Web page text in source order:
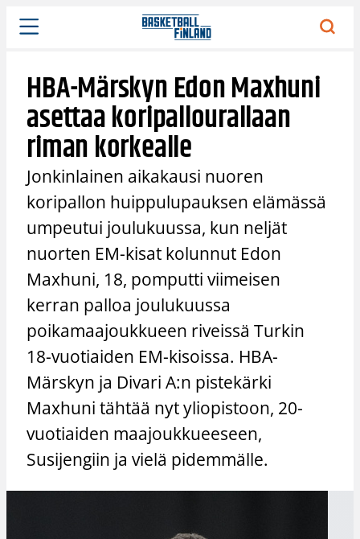
Siirry
sisältöön
HBA-Märskyn Edon Maxhuni
asettaa koripallourallaan
riman korkealle
Jonkinlainen aikakausi nuoren
koripallon huippulupauksen elämässä
umpeutui joulukuussa, kun neljät
nuorten EM-kisat kolunnut Edon
Maxhuni, 18, pomputti viimeisen
kerran palloa joulukuussa
poikamaajoukkueen riveissä Turkin
18-vuotiaiden EM-kisoissa. HBA-
Märskyn ja Divari A:n pistekärki
Maxhuni tähtää nyt yliopistoon, 20-
vuotiaiden maajoukkueeseen,
Susijengiin ja vielä pidemmälle.